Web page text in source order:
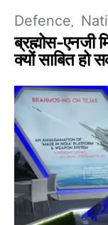
Defence
ब्रह्मोस-एनजी
क्यों साबित हो